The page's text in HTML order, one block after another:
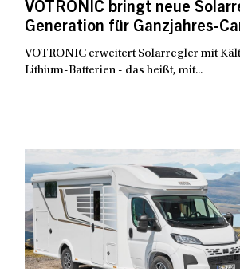
VOTRONIC bringt neue
Generation für Ganzjahres-
VOTRONIC erweitert Solarregler mit
Lithium-Batterien - das heißt, mit...